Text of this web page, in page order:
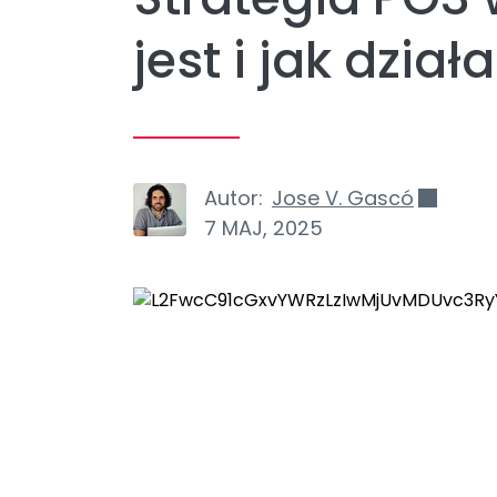
jest i jak
Autor: Jose V. Gascó
7 MAJ, 2025